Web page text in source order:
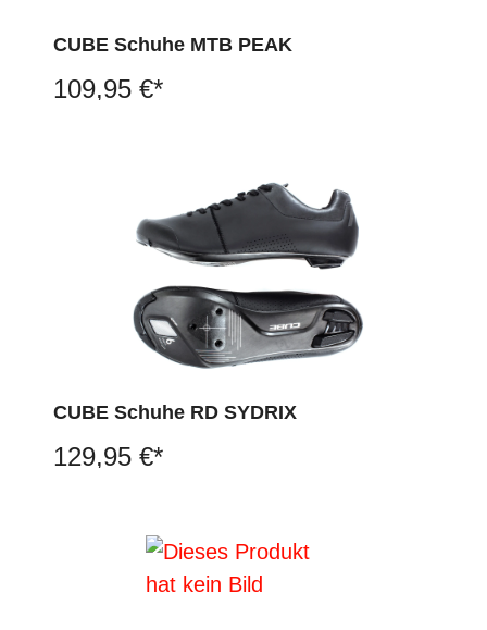
CUBE Schuhe MTB PEAK
109,95 €*
CUBE Schuhe RD SYDRIX
129,95 €*